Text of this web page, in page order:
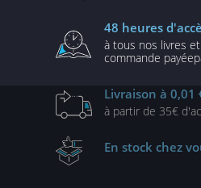
48 heures
à tous nos livres
commande payée
Livraison à 0,01
à partir de 35€
En stock chez